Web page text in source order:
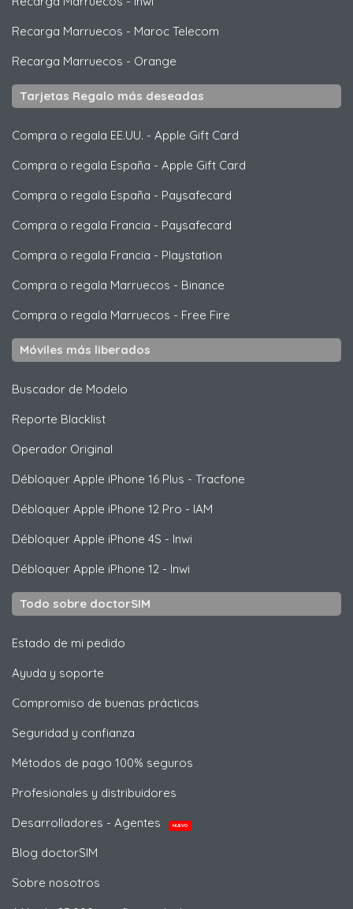
Recarga Marruecos - Maroc Telecom
Recarga Marruecos - Orange
Tarjetas Regalo más deseadas
Compra o regala EE.UU. - Apple Gift Card
Compra o regala España - Apple Gift Card
Compra o regala España - Paysafecard
Compra o regala Francia - Paysafecard
Compra o regala Francia - Playstation
Compra o regala Marruecos - Binance
Compra o regala Marruecos - Free Fire
Móviles más liberados
Buscador de Modelo
Reporte Blacklist
Operador Original
Débloquer Apple iPhone 16 Plus - Tracfone
Débloquer Apple iPhone 12 Pro - IAM
Débloquer Apple iPhone 4S - Inwi
Débloquer Apple iPhone 12 - Inwi
Todo sobre doctorSIM
Estado de mi pedido
Ayuda y soporte
Compromiso de buenas prácticas
Seguridad y confianza
Métodos de pago 100% seguros
Profesionales y distribuidores
Desarrolladores - Agentes
NUEVO
Blog doctorSIM
Sobre nosotros